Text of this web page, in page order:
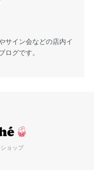
サイン会などの店内イ
グです。
ョップ